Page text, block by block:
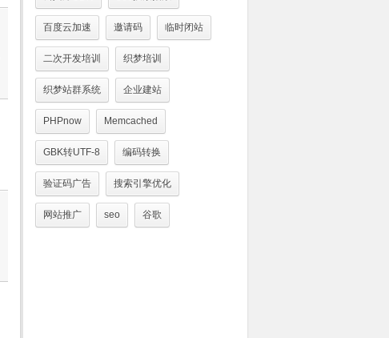
百度云加速 邀请码 临时闭站
二次开发培训 织梦培训
织梦站群系统 企业建站
PHPnow Memcached
GBK转UTF-8 编码转换
验证码广告 搜索引擎优化
网站推广 seo 谷歌